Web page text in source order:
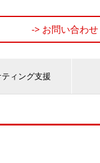
-> お問い合わせ
ィング支援